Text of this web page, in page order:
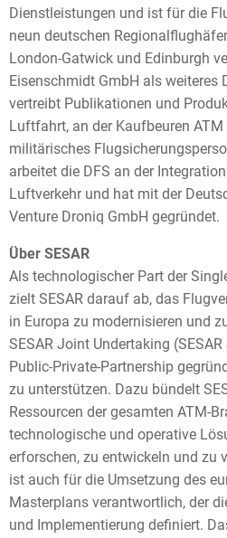
Dienstleistungen und ist für die
neun deutschen
London-Gatwick und Edinburgh
Eisenschmidt GmbH als weiteres
vertreibt Publikationen und
Luftfahrt, an der Kaufbeuren
militärisches
arbeitet die DFS an der
Luftverkehr und hat mit der
Venture Droniq GmbH gegründet.
Über SESAR
Als technologischer Part der
zielt SESAR darauf ab, das
in Europa zu modernisieren und
SESAR Joint Undertaking
Public-Private-Partnership
zu unterstützen. Dazu bündelt
Ressourcen der gesamten ATM-
technologische und operative
erforschen, zu entwickeln und zu
ist auch für die Umsetzung des
Masterplans verantwortlich, der
und Implementierung definiert.